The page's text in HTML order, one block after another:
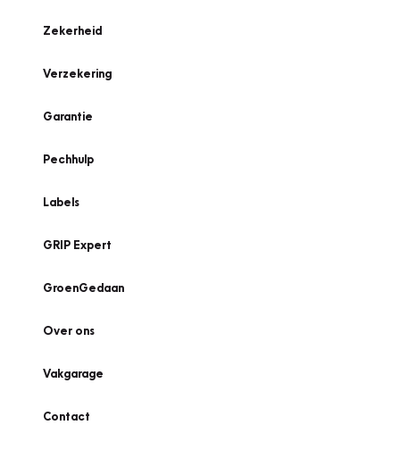
Zekerheid
Verzekering
Garantie
Pechhulp
Labels
GRIP Expert
GroenGedaan
Over ons
Vakgarage
Contact